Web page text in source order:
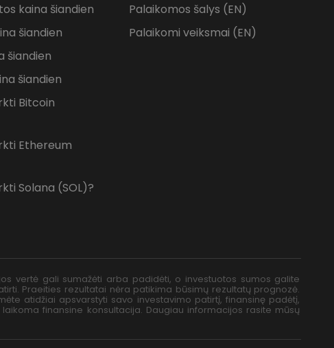
kaina šiandien
šiandien
šiandien
šiandien
Bitcoin
Ethereum
Solana (SOL)?
Palaikomos šalys (EN)
Palaikomi veiksmai (EN)
vertė gali sumažėti arba padidėti, o investuotos sumos galite
Praeities rezultatai nėra patikima būsimų rezultatų prognozė.
atidžiai apsvarstyti savo investavimo patirtį, finansinę padėtį,
finansine konsultacija. Daugiau informacijos rasite mūsų